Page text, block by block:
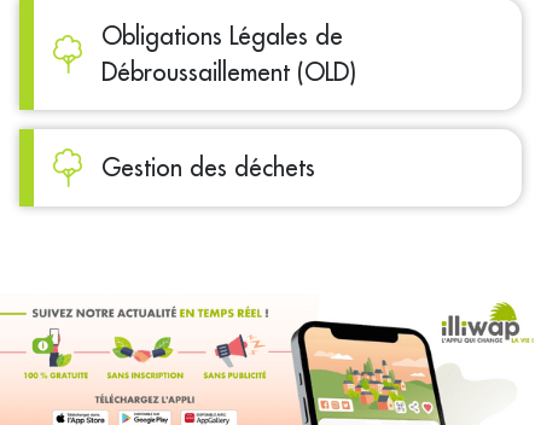
Obligations Légales de
Débroussaillement (OLD)
Gestion des déchets